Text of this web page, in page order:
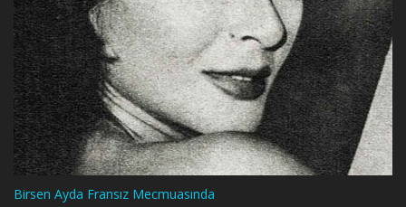
Birsen Ayda Fransız Mecmuasında